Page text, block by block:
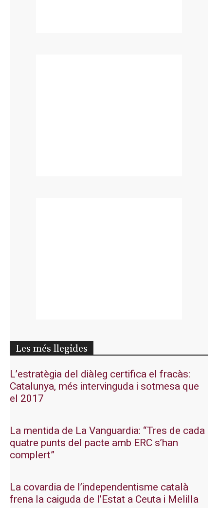
Les més llegides
L’estratègia del diàleg certifica el fracàs:
Catalunya, més intervinguda i sotmesa que
el 2017
La mentida de La Vanguardia: “Tres de cada
quatre punts del pacte amb ERC s’han
complert”
La covardia de l’independentisme català
frena la caiguda de l’Estat a Ceuta i Melilla